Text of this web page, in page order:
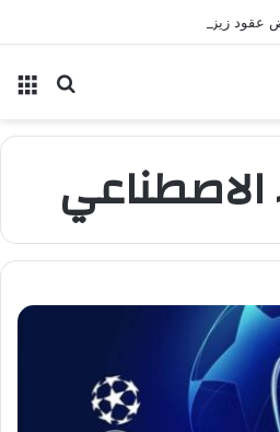
عقود زيزو والشناوي
بحث
الاصطناعي